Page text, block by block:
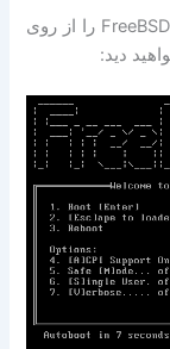
۴٫ FreeBSD شروع به بوت شدن می‌کند. اگر FreeBSD را از روی